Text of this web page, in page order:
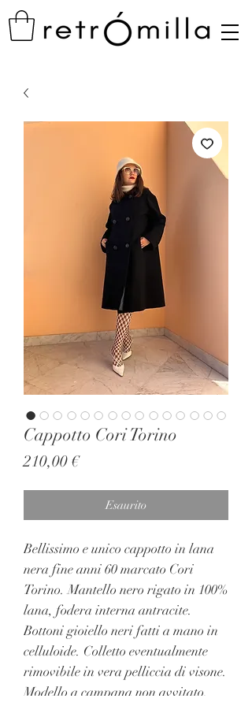
Cappotto Cori Torino
210,00 €Prezzo
Esaurito
Bellissimo e unico cappotto in lana
nera fine anni 60 marcato Cori
Torino. Mantello nero rigato in 100%
lana, fodera interna antracite.
Bottoni gioiello neri fatti a mano in
celluloide. Colletto eventualmente
rimovibile in vera pelliccia di visone.
Modello a campana non avvitato.